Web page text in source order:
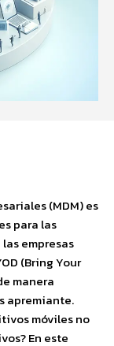
(MDM) es
para las
empresas
(Bring Your
manera
apremiante.
móviles no
En este